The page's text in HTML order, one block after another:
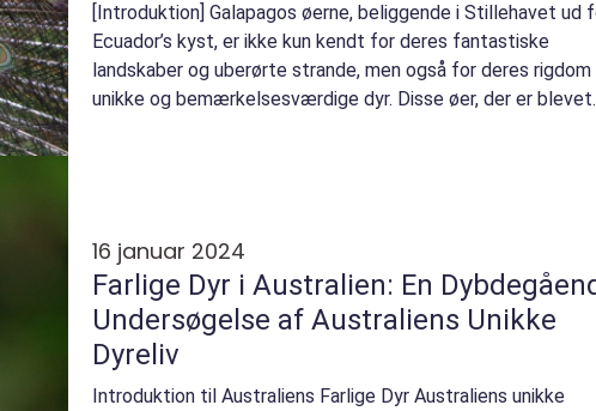
[Introduktion] Galapagos øerne, beliggende i Stillehavet ud
Ecuador’s kyst, er ikke kun kendt for deres fantastiske
landskaber og uberørte strande, men også for deres rigdom
unikke og bemærkelsesværdige dyr. Disse øer, der er blevet
16 januar 2024
Farlige Dyr i Australien: En
Undersøgelse af Australiens Unikke
Dyreliv
Introduktion til Australiens Farlige Dyr Australiens unikke